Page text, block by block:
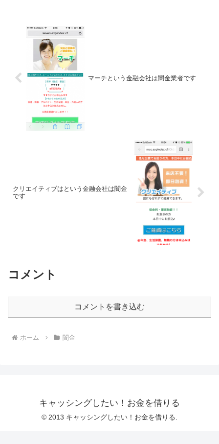
マーチという金融会社は闇金業者です
クリエイティブはという金融会社は闇金
です
コメント
コメントを書き込む
ホーム 闇金
キャッシングしたい！お金を借りる
© 2013 キャッシングしたい！お金を借りる.